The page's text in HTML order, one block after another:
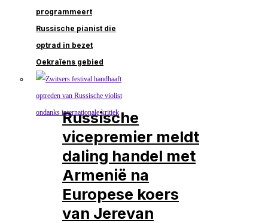
programmeert
Russische pianist die
optrad in bezet
Oekraïens gebied
Russische
vicepremier meldt
daling handel met
Armenië na
Europese koers
van Jerevan